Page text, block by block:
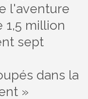
l'aventure
1,5 million
sept
dans la
»